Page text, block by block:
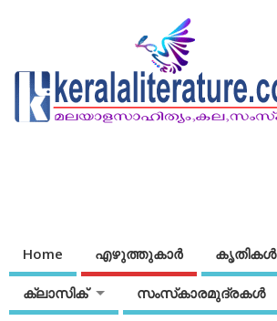
Home എഴുത്തുകാര്‍ കൃതികൾ
ക്ലാസിക് സംസ്‌കാരമുദ്രകള്‍